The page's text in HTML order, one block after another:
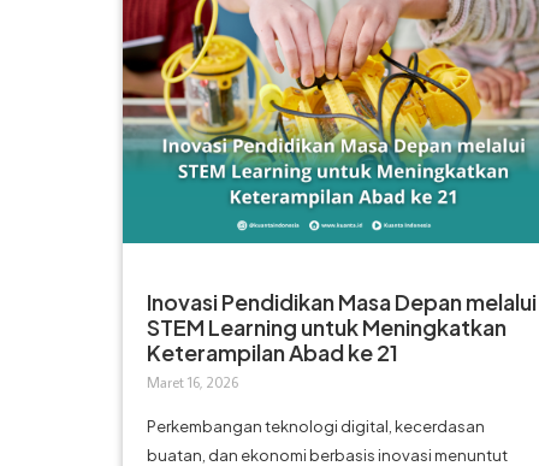
Inovasi Pendidikan Masa Depan melalui
STEM Learning untuk Meningkatkan
Keterampilan Abad ke 21
Maret 16, 2026
Perkembangan teknologi digital, kecerdasan
buatan, dan ekonomi berbasis inovasi menuntut